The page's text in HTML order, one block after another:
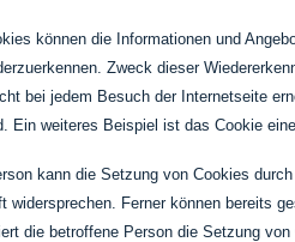
können die Informationen und
Zweck dieser
bei jedem Besuch der Internetseite
Ein weiteres Beispiel ist das Cookie
kann die Setzung von Cookies
widersprechen. Ferner können bereits
die betroffene Person die Setzung